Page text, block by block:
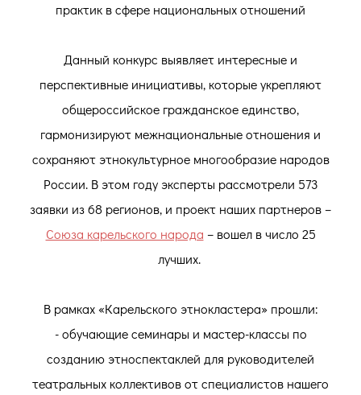
практик в сфере национальных отношений
Данный конкурс выявляет интересные и
перспективные инициативы, которые укрепляют
общероссийское гражданское единство,
гармонизируют межнациональные отношения и
сохраняют этнокультурное многообразие народов
России. В этом году эксперты рассмотрели 573
заявки из 68 регионов, и проект наших партнеров –
Союза карельского народа – вошел в число 25
лучших.
В рамках «Карельского этнокластера» прошли:
- обучающие семинары и мастер-классы по
созданию этноспектаклей для руководителей
театральных коллективов от специалистов нашего